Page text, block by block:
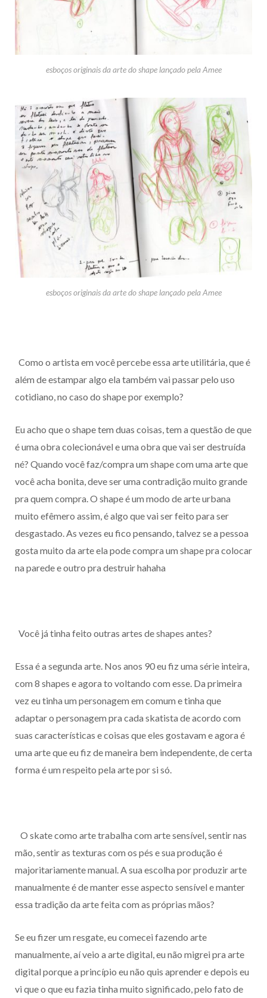
esboços originais da arte do shape lançado pela Amee
esboços originais da arte do shape lançado pela Amee
Como o artista em você percebe essa arte utilitária, que é
além de estampar algo ela também vai passar pelo uso
cotidiano, no caso do shape por exemplo?
Eu acho que o shape tem duas coisas, tem a questão de que
é uma obra colecionável e uma obra que vai ser destruída
né? Quando você faz/compra um shape com uma arte que
você acha bonita, deve ser uma contradição muito grande
pra quem compra. O shape é um modo de arte urbana
muito efêmero assim, é algo que vai ser feito para ser
desgastado. As vezes eu fico pensando, talvez se a pessoa
gosta muito da arte ela pode compra um shape pra colocar
na parede e outro pra destruir hahaha
Você já tinha feito outras artes de shapes antes?
Essa é a segunda arte. Nos anos 90 eu fiz uma série inteira,
com 8 shapes e agora to voltando com esse. Da primeira
vez eu tinha um personagem em comum e tinha que
adaptar o personagem pra cada skatista de acordo com
suas características e coisas que eles gostavam e agora é
uma arte que eu fiz de maneira bem independente, de certa
forma é um respeito pela arte por si só.
O skate como arte trabalha com arte sensível, sentir nas
mão, sentir as texturas com os pés e sua produção é
majoritariamente manual. A sua escolha por produzir arte
manualmente é de manter esse aspecto sensível e manter
essa tradição da arte feita com as próprias mãos?
Se eu fizer um resgate, eu comecei fazendo arte
manualmente, aí veio a arte digital, eu não migrei pra arte
digital porque a princípio eu não quis aprender e depois eu
vi que o que eu fazia tinha muito significado, pelo fato de